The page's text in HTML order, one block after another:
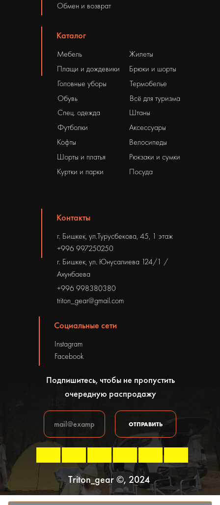
Подпишитесь, чтобы не пропустить
очередную распродажу
Triton_gear ©, 2024
Политика конфиденциальности
ОТПРАВИТЬ
Обмен и возврат
Контакты
г. Бишкек, ул.Турусбекова, 45, 1 этаж
г. Бишкек, ул. Юнусалиева 124/1 /
Ахунбаева
+996 998380380
triton_gear@gmail.com
+996 997250250
Жилеты
Каталог
Плащи и дождевики
Головные уборы
Обувь
Штаны
Рюкзаки и сумки
Мебель
Брюки и шорты
Термобелье
Всё для туризма
Велосипеды
Аксессуары
Спец. одежда
Футболки
Куртки и парки
Кофты
Шорты и платья
Посуда
Социальные сети
Instagram
Facebook